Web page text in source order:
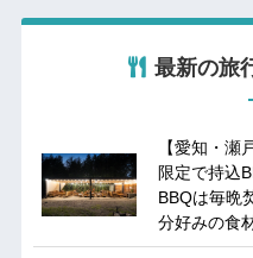
最新の旅
【愛知・瀬
限定で持込
BBQは毎晩
分好みの食